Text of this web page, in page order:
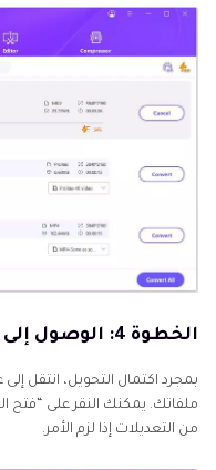
الخطوة 4: الوصول إلى الملفات المحولة
بمجرد اكتمال التحويل، انتقل
ملفاتك. يمكنك النقر على “فتح
من التعديلات إذا لزم الأمر.